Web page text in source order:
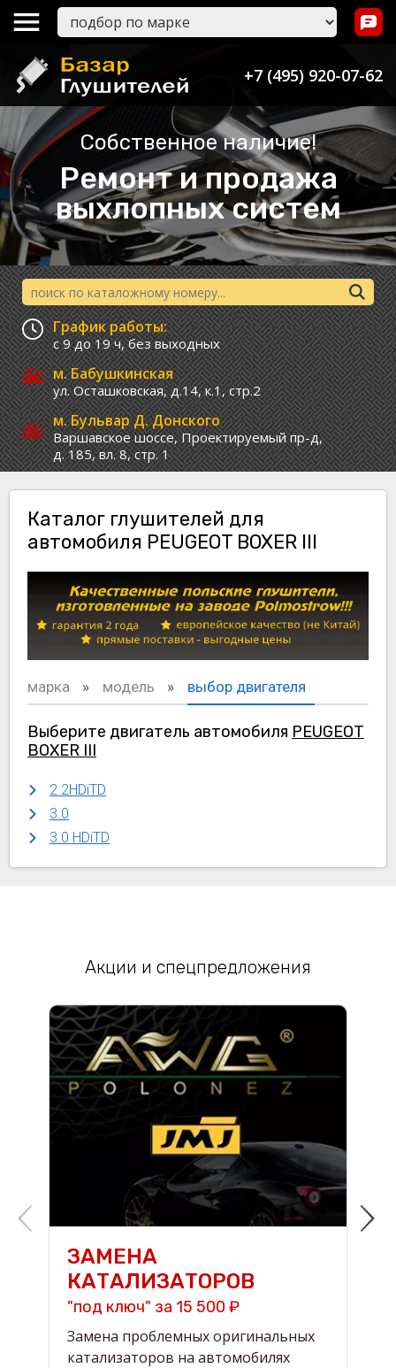
+7 (495) 920-07-62
Собственное наличие!
Ремонт и продажа
выхлопных систем
График работы:
с 9 до 19 ч,без выходных
м. Бабушкинская
ул. Осташковская, д.14, к.1, стр.2
м. Бульвар Д. Донского
Варшавское шоссе,Проектируемый пр-д,
д. 185, вл. 8, стр. 1
Каталог глушителей для
автомобиля PEUGEOT BOXER III
марка модель выбор двигателя
Выберите двигатель автомобиля PEUGEOT
BOXER III
2.2HDiTD
3.0
3.0 HDiTD
Акции и спецпредложения
ЗАМЕНА
КАТАЛИЗАТОРОВ
"под ключ" за 15 500 ₽
Замена проблемных оригинальных
катализаторов на автомобилях